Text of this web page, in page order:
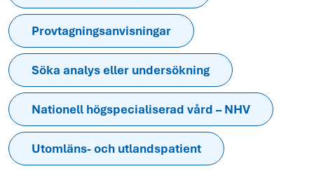
Provtagningsanvisningar
Söka analys eller undersökning
Nationell högspecialiserad vård – NHV
Utomläns- och utlandspatient